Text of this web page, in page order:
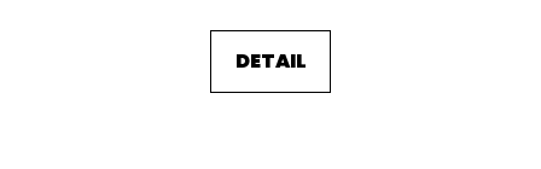
DETAIL